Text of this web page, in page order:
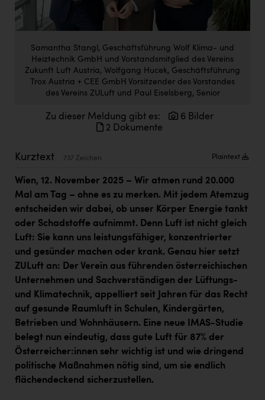
Doppler Gruppe
ERLUS AG
everfield
Firmenradl
Fristads Austria
HIG Infomotion Group
INTERSPAR
INTERSPORT Austria
Jane Goodall Institute Austria
Karin Liedl
KEBA
KIWI Kinderwunsch Institut Dr. Loimer
KLIPP Frisör
Kleider Bauer
Samantha Stangl, Geschäftsführung Wolf Klima- und
Heiztechnik GmbH und Vorstandsmitglied des Vereins
Zukunft Luft Austria, Wolfgang Hucek, Geschäftsführung
Trox Austria + CEE GmbH Vorsitzender des Vorstandes
des Vereins ZULuft und Paul Eiselsberg, Senior
Zu dieser Meldung gibt es:
6 Bilder
2 Dokumente
Kurztext 737 Zeichen Plaintext
Wien, 12. November 2025 – Wir atmen rund 20.000
Mal am Tag – ohne es zu merken. Mit jedem Atemzug
entscheiden wir dabei, ob unser Körper Energie tankt
oder Schadstoffe aufnimmt. Denn Luft ist nicht gleich
Luft: Sie kann uns leistungsfähiger, konzentrierter
und gesünder machen oder krank. Genau hier setzt
ZULuft an: Der Verein aus führenden österreichischen
Unternehmen und Sachverständigen der Lüftungs-
und Klimatechnik, appelliert seit Jahren für das Recht
auf gesunde Raumluft in Schulen, Kindergärten,
Betrieben und Wohnhäusern. Eine neue IMAS-Studie
belegt nun eindeutig, dass gute Luft für 87% der
Österreicher:innen sehr wichtig ist und wie dringend
politische Maßnahmen nötig sind, um sie endlich
flächendeckend sicherzustellen.